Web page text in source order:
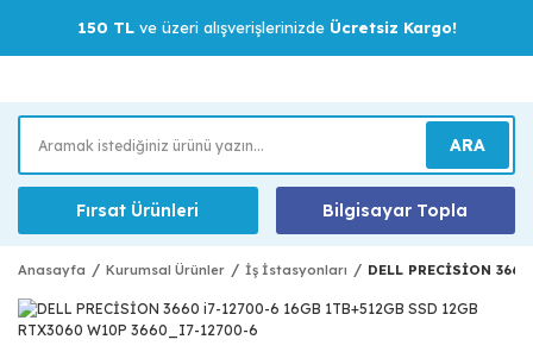
150 TLve üzeri alışverişlerinizde Ücretsiz Kargo!
ARA
Fırsat Ürünleri Bilgisayar Topla
Anasayfa Kurumsal Ürünler İş İstasyonları DELL PRECİSİON